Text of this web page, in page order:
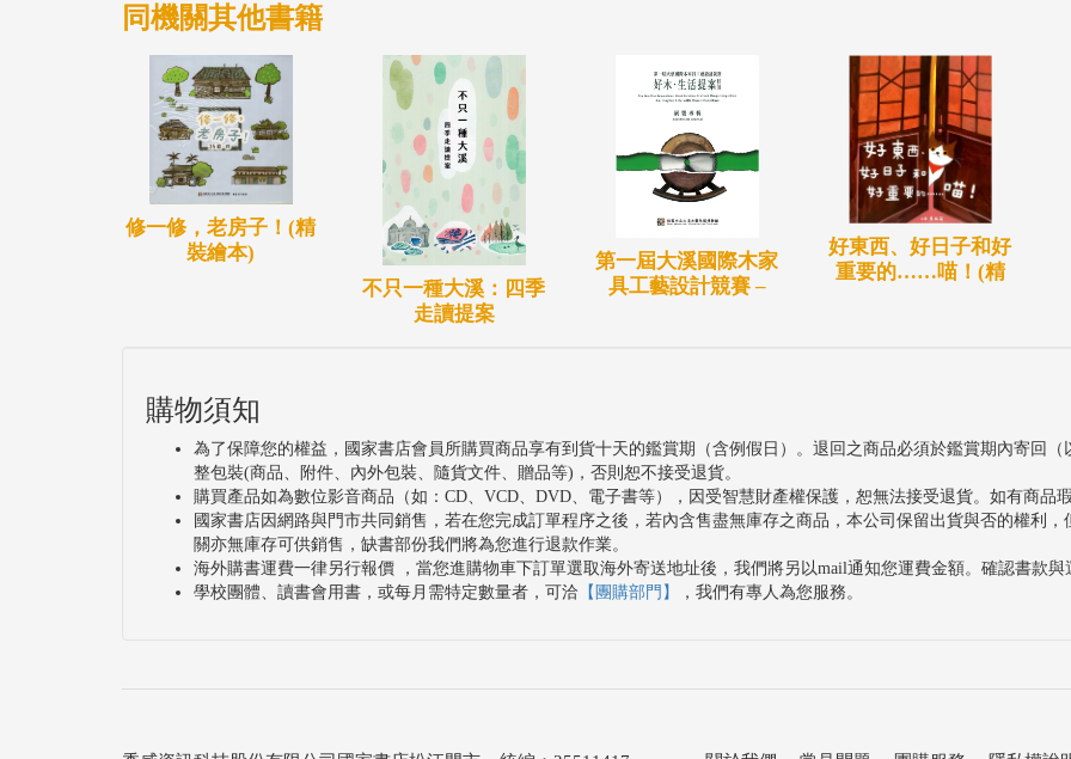
同機關其他書籍
修一修，老房子！(精
裝繪本)
不只一種大溪：四季
走讀提案
第一屆大溪國際木家
具工藝設計競賽 –
好東西、好日子和好
重要的……喵！(精
購物須知
為了保障您的權益，國家書店會員所購買商品享有到貨十天的鑑賞期（含例假日）。退回之商品必須於鑑賞期內寄回
整包裝(商品、附件、內外包裝、隨貨文件、贈品等)，否則恕不接受退貨。
購買產品如為數位影音商品（如：CD、VCD、DVD、電子書等），因受智慧財產權保護，恕無法接受退貨。如有商品
國家書店因網路與門市共同銷售，若在您完成訂單程序之後，若內含售盡無庫存之商品，本公司保留出貨與否的權利
關亦無庫存可供銷售，缺書部份我們將為您進行退款作業。
海外購書運費一律另行報價 ，當您進購物車下訂單選取海外寄送地址後，我們將另以mail通知您運費金額。確認書款
學校團體、讀書會用書，或每月需特定數量者，可洽 【團購部門】 ，我們有專人為您服務。